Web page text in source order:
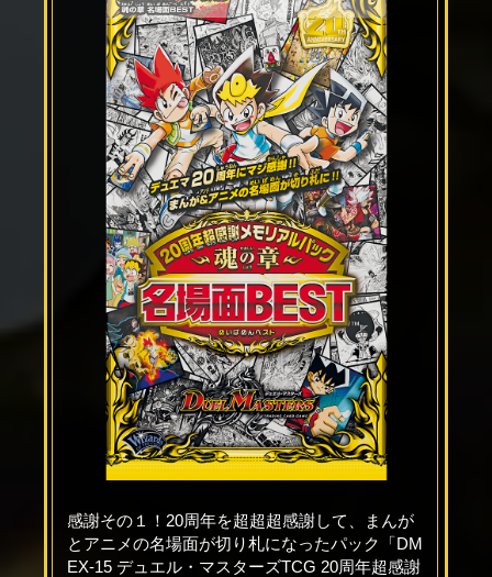
感謝その１！20周年を超超超感謝して、まんが
とアニメの名場面が切り札になったパック「DM
EX-15 デュエル・マスターズTCG 20周年超感謝